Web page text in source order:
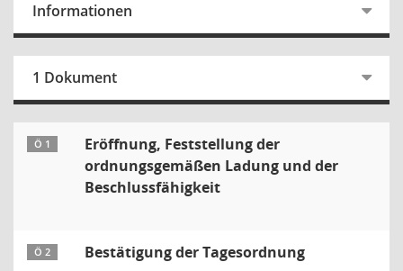
Informationen
1 Dokument
Ö 1
Eröffnung, Feststellung der
ordnungsgemäßen Ladung und der
Beschlussfähigkeit
Ö 2 Bestätigung der Tagesordnung